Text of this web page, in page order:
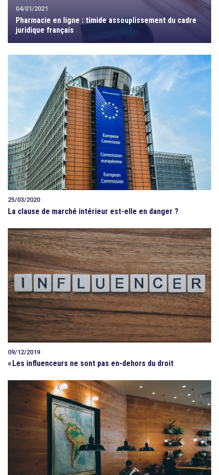
04/01/2021
Pharmacie en ligne : timide assouplissement du cadre
juridique français
25/03/2020
La clause de marché intérieur est-elle en danger ?
09/12/2019
« Les influenceurs ne sont pas en-dehors du droit